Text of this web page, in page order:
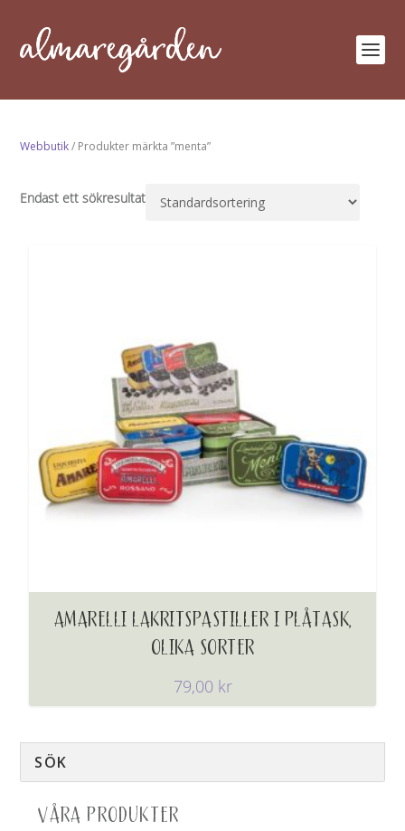
Webbutik/ Produkter märkta ”menta”
Endast ett sökresultat
AMARELLI LAKRITSPASTILLER I PLÅTASK,
OLIKA SORTER
79,00 kr
VÅRA PRODUKTER